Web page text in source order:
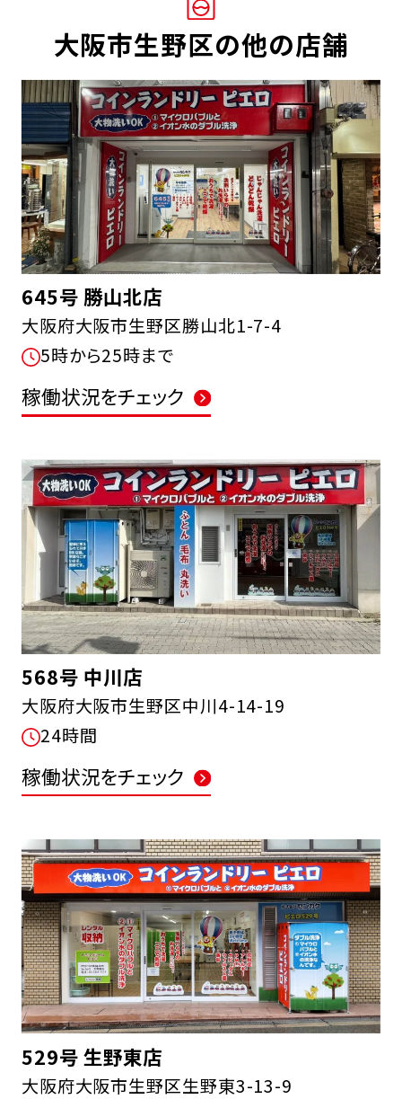
大阪市生野区の他の店舗
645号 勝山北店
大阪府大阪市生野区勝山北1-7-4
5時から25時まで
稼働状況をチェック
568号 中川店
大阪府大阪市生野区中川4-14-19
24時間
稼働状況をチェック
529号 生野東店
大阪府大阪市生野区生野東3-13-9